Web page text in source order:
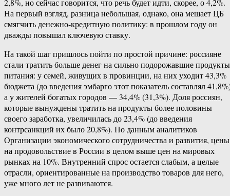
2,8%, но сейчас говорится, что речь будет идти, скорее, о 4,2%.
На первый взгляд, разница небольшая, однако, она мешает ЦБ
смягчить денежно-кредитную политику: в прошлом году он
дважды повышал ключевую ставку.
На такой шаг пришлось пойти по простой причине: россияне
стали тратить больше денег на сильно подорожавшие продукты
питания: у семей, живущих в провинции, на них уходит 43,3%
бюджета (до введения эмбарго этот показатель составлял
а у жителей богатых городов — 34,4% (31,3%). Доля россиян,
которые вынуждены тратить на продукты более половины
своего заработка, увеличилась до 23,4% (до введения
контрсанкций их было 20,8%). По данным аналитиков
Организации экономического сотрудничества и развития, цены
на продовольствие в России в целом выше цен на мировых
рынках на 10%. Внутренний спрос остается слабым, а целые
отрасли, ориентированные на производство товаров для него,
уже много лет не развиваются.